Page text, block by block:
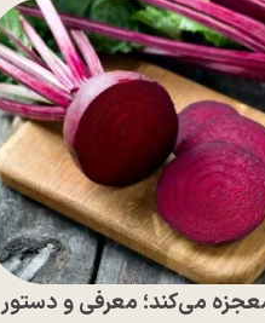
می‌کند؛ معرفی و دستور